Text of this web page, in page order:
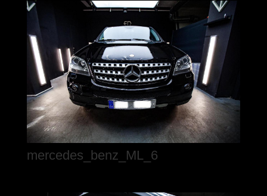
mercedes_benz_ML_6